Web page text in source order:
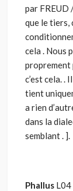
par FREUD
que le tiers,
cela . Nous
proprement
c’est cela. .
tient
a rien
dans la
semblant . ].
Phallus